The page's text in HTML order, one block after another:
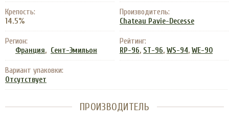
Крепость:
14.5%
Производитель:
Chateau Pavie-Decesse
Регион:
Франция, Сент-Эмильон
Рейтинг:
RP-96, ST-96, WS-94, WE-90
Вариант упаковки:
Отсутствует
ПРОИЗВОДИТЕЛЬ